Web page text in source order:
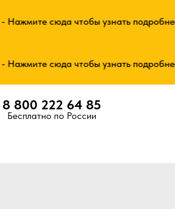
сюда чтобы узнать подробнее
сюда чтобы узнать подробнее
8 800 222 64 85
Бесплатно по России